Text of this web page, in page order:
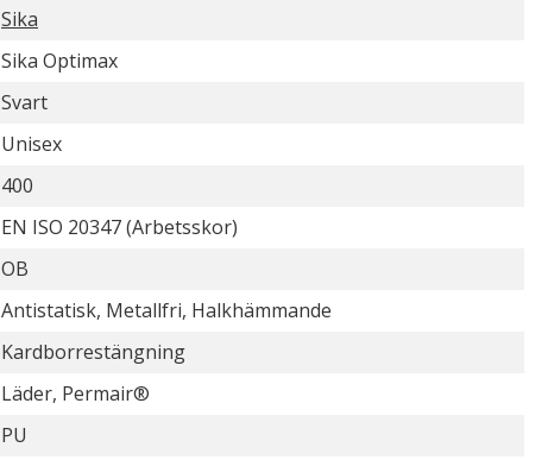
Sika
Sika Optimax
Svart
Unisex
400
EN ISO 20347 (Arbetsskor)
OB
Antistatisk, Metallfri, Halkhämmande
Kardborrestängning
Läder, Permair®
PU